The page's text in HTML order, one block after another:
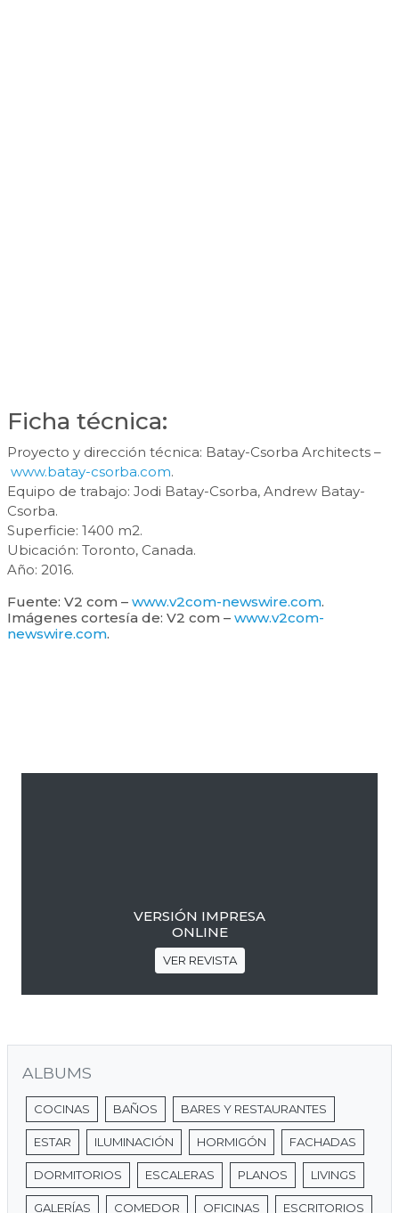
Ficha técnica:
Proyecto y dirección técnica: Batay-Csorba Architects –
www.batay-csorba.com.
Equipo de trabajo: Jodi Batay-Csorba, Andrew Batay-
Csorba.
Superficie: 1400 m2.
Ubicación: Toronto, Canada.
Año: 2016.
Fuente: V2 com – www.v2com-newswire.com.
Imágenes cortesía de: V2 com – www.v2com-
newswire.com.
VERSIÓN IMPRESA
ONLINE
VER REVISTA
ALBUMS
COCINAS BAÑOS BARES Y RESTAURANTES
ESTAR ILUMINACIÓN HORMIGÓN FACHADAS
DORMITORIOS ESCALERAS PLANOS LIVINGS
GALERÍAS COMEDOR OFICINAS ESCRITORIOS